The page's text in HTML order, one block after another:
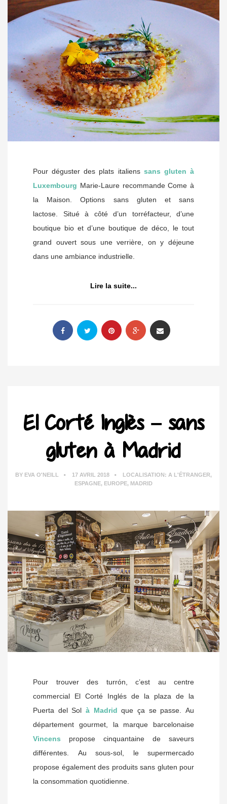
Pour déguster des plats italiens sans gluten à
Luxembourg Marie-Laure recommande Come à
la Maison. Options sans gluten et sans
lactose.
Situé à côté d’un torréfacteur, d’une
boutique bio et d’une boutique de déco, le tout
grand ouvert sous une verrière, on y déjeune
dans une ambiance industrielle.
Lire la suite...
El Corté Inglès – sans
gluten à Madrid
BY EVA O'NEILL 17 AVRIL 2018 LOCALISATION: A L'ÉTRANGER,
ESPAGNE, EUROPE, MADRID
Pour trouver des turrón, c’est au centre
commercial El Corté Inglés de la plaza de la
Puerta del Sol à Madrid que ça se passe. Au
département gourmet, la marque barcelonaise
Vincens propose cinquantaine de saveurs
différentes. Au sous-sol, le supermercado
propose également des produits sans gluten pour
la consommation quotidienne.